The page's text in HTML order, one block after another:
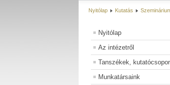
Nyitólap Kutatás
Nyitólap
Az intézetről
Tanszékek,
Munkatársaink